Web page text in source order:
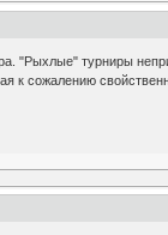
"Рыхлые" турниры
к сожалению